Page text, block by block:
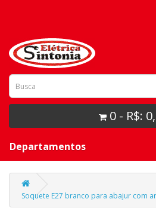
0 - R$:
Departamentos
Soquete E27 branco para abajur com